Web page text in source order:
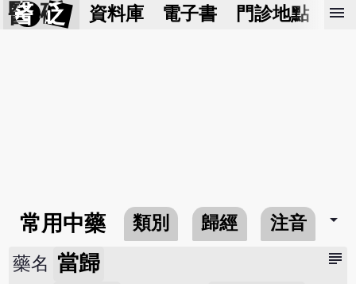
醫 砭 資料庫 電子書 門診地點 預
menu
常用中藥 類別 歸經 注音 arrow_drop_down
subject
藥名 當歸